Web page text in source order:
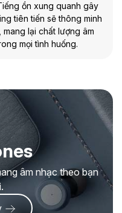
ồn xung quanh gây
tiên tiến sẽ thông minh
lại chất lượng âm
mọi tình huống.
âm nhạc theo bạn